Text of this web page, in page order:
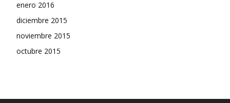
enero 2016
diciembre 2015
noviembre 2015
octubre 2015